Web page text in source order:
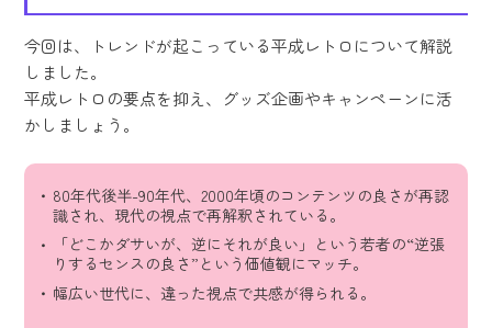
今回は、トレンドが起こっている平成レトロについて解説
しました。
平成レトロの要点を抑え、グッズ企画やキャンペーンに活
かしましょう。
80年代後半-90年代、2000年頃のコンテンツの良さが再認
識され、現代の視点で再解釈されている。
「どこかダサいが、逆にそれが良い」という若者の“逆張
りするセンスの良さ”という価値観にマッチ。
幅広い世代に、違った視点で共感が得られる。